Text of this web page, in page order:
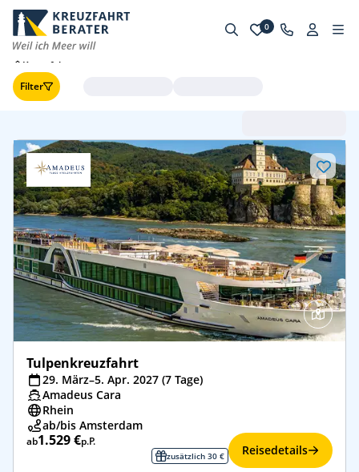
0
Kreuzfahrten
Filter
Tulpenkreuzfahrt
29. März–5. Apr. 2027 (7 Tage)
Amadeus Cara
Rhein
ab/bis Amsterdam
ab1.529 €p.P.
zusätzlich 30 € Reisedetails